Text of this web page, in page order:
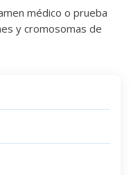
médico o prueba
y cromosomas de